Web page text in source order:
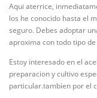
Aqui aterrice,
los he conocido hasta el
seguro. Debes adoptar
aproxima con todo tipo
Estoy interesado en el
preparacion y cultivo
particular.tambien por el